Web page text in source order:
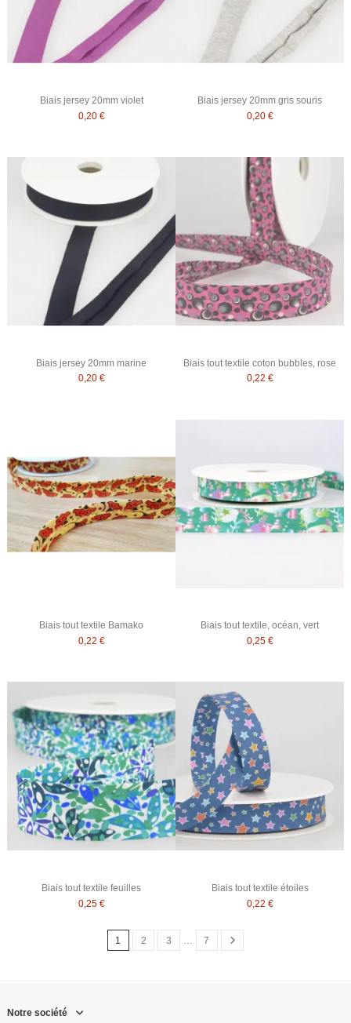
Biais jersey 20mm violet
0,20 €
Biais jersey 20mm gris souris
0,20 €
Biais jersey 20mm marine
0,20 €
Biais tout textile coton bubbles, rose
0,22 €
Biais tout textile Bamako
0,22 €
Biais tout textile, océan, vert
0,25 €
Biais tout textile feuilles
0,25 €
Biais tout textile étoiles
0,22 €
1 2 3 7
Notre société